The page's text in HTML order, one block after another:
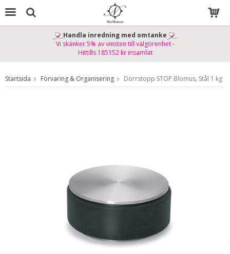
Produkten har blivit tillagd i varukorgen
Handla inredning med omtanke
Vi skänker 5% av vinsten till välgörenhet -
Hittills 185152 kr insamlat
Startsida Förvaring & Organisering Dörrstopp STOP Blomus, Stål 1 kg